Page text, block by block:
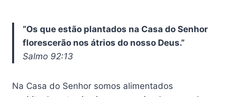
“Os que estão plantados na Casa do Senhor
florescerão nos átrios do nosso Deus.”
Salmo 92:13
Na Casa do Senhor somos alimentados